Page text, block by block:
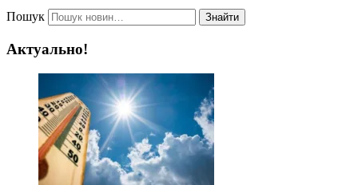
Пошук Знайти
Актуально!